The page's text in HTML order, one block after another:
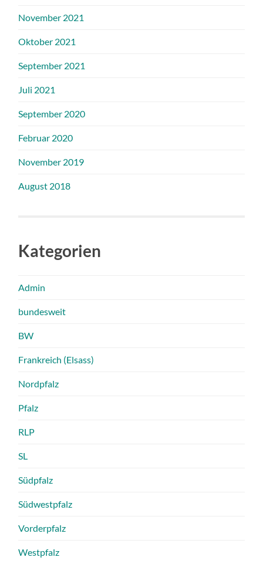
November 2021
Oktober 2021
September 2021
Juli 2021
September 2020
Februar 2020
November 2019
August 2018
Kategorien
Admin
bundesweit
BW
Frankreich (Elsass)
Nordpfalz
Pfalz
RLP
SL
Südpfalz
Südwestpfalz
Vorderpfalz
Westpfalz